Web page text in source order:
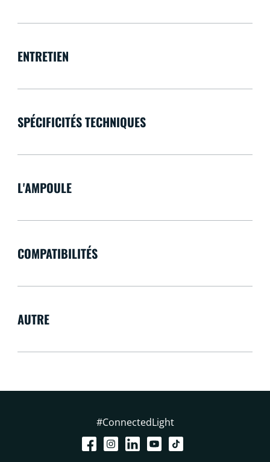
ENTRETIEN
SPÉCIFICITÉS TECHNIQUES
L'AMPOULE
COMPATIBILITÉS
AUTRE
#ConnectedLight